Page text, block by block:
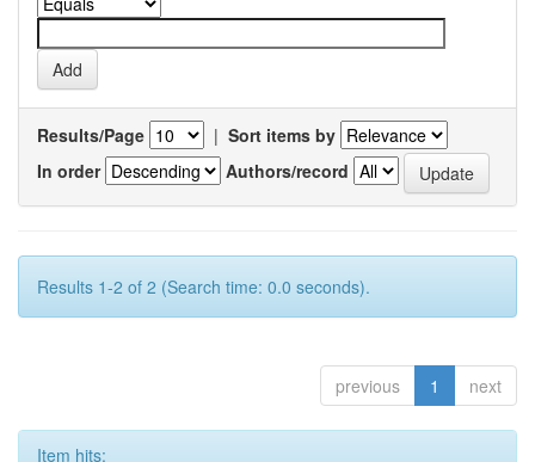
Results/Page | Sort items by
In order
Authors/record
Results 1-2 of 2 (Search time: 0.0 seconds).
previous 1 next
Item hits: